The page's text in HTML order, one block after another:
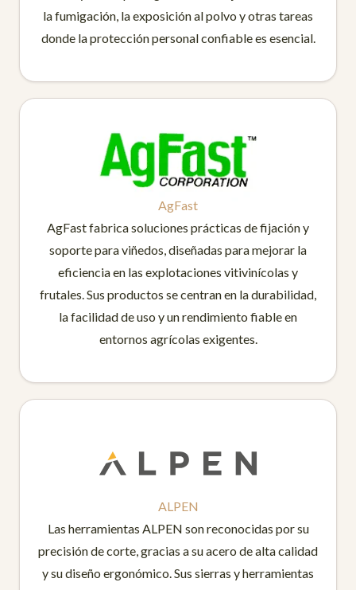
la fumigación, la exposición al polvo y otras tareas
donde la protección personal confiable es esencial.
AgFast
AgFast fabrica soluciones prácticas de fijación y
soporte para viñedos, diseñadas para mejorar la
eficiencia en las explotaciones vitivinícolas y
frutales. Sus productos se centran en la durabilidad,
la facilidad de uso y un rendimiento fiable en
entornos agrícolas exigentes.
ALPEN
Las herramientas ALPEN son reconocidas por su
precisión de corte, gracias a su acero de alta calidad
y su diseño ergonómico. Sus sierras y herramientas